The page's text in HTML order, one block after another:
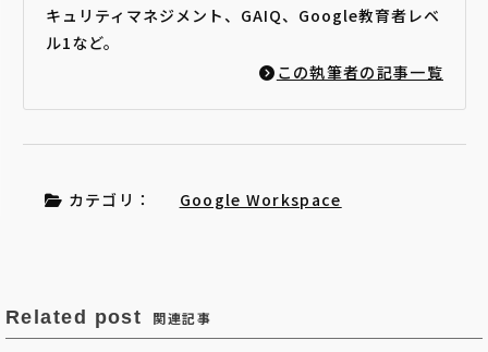
キュリティマネジメント、GAIQ、Google教育者レベ
ル1など。
この執筆者の記事一覧
カテゴリ： Google Workspace
Related post 関連記事